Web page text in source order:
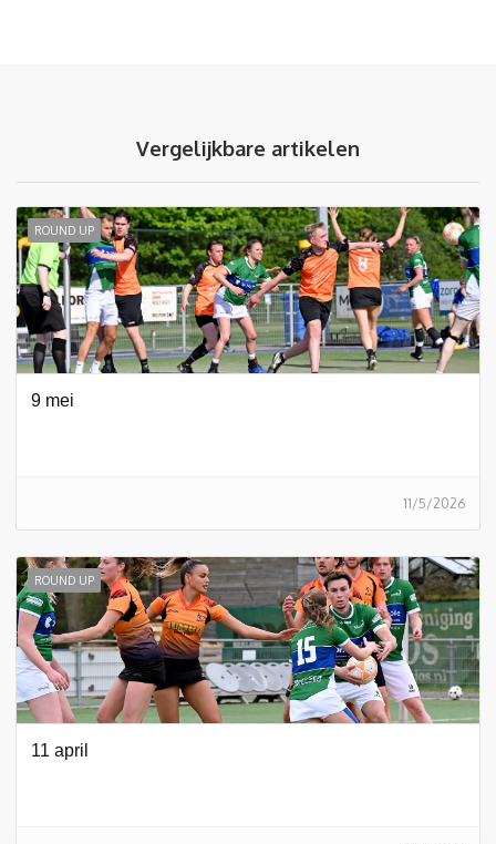
Vergelijkbare artikelen
ROUND UP
9 mei
11/5/2026
ROUND UP
11 april